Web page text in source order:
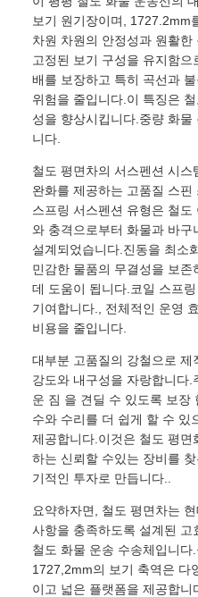
보기 원기장이며, 1727.2mm
차원 차원의 안정성과 원활
고정된 보기 구성을 유지함
배를 보장하고 특히 곡선과
위험을 줄입니다.이 특징은
성을 향상시킵니다.중량 화
니다.
철도 평면차의 서스펜션 시
완화를 제공하는 고품질 스
스프링 서스펜션 유형은 철
와 충격으로부터 화물과 바구
설계되었습니다.진동을 최소
민감한 물품의 무결성을 보
데 도움이 됩니다.코일 스프
기여합니다., 전체적인 운영
비용을 줄입니다.
대부분 고품질의 강철으로
강도와 내구성을 자랑합니다
운 짐 을 견딜 수 있도록 보장
수와 수리를 더 쉽게 할 수 있
제공합니다.이것은 철도 평
하는 신뢰할 수있는 장비를
기적인 투자로 만듭니다..
요약하자면, 철도 평면차는
사항을 충족하도록 설계된 고
철도 화물 운송 수송체입니
1727,2mm의 보기 축역은 다
이고 넓은 플랫폼을 제공합